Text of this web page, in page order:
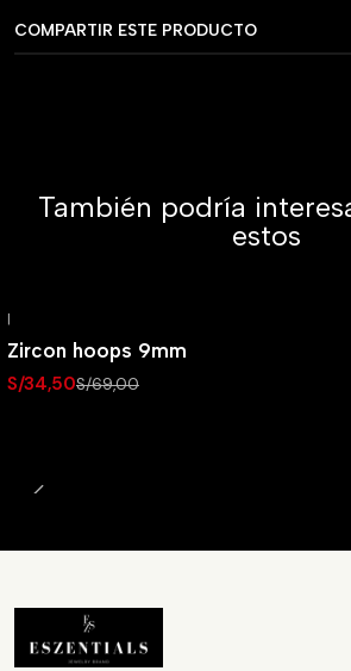
COMPARTIR ESTE PRODUCTO
También podría
estos
|
Zircon hoops 9mm
S/34,50S/69,00